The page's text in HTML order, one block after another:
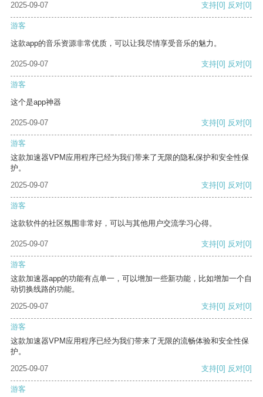
2025-09-07
支持[0] 反对[0]
游客
这款app的音乐资源非常优质，可以让我尽情享受音乐的魅力。
2025-09-07 支持[0] 反对[0]
游客
这个是app神器
2025-09-07 支持[0] 反对[0]
游客
这款加速器VPM应用程序已经为我们带来了无限的隐私保护和安全性保
护。
2025-09-07
支持[0] 反对[0]
游客
这款软件的社区氛围非常好，可以与其他用户交流学习心得。
2025-09-07 支持[0] 反对[0]
游客
这款加速器app的功能有点单一，可以增加一些新功能，比如增加一个自
动切换线路的功能。
2025-09-07
支持[0] 反对[0]
游客
这款加速器VPM应用程序已经为我们带来了无限的流畅体验和安全性保
护。
2025-09-07
支持[0] 反对[0]
游客